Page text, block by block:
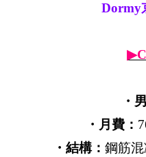
Dormy
・
・月費：
・結構： 鋼筋